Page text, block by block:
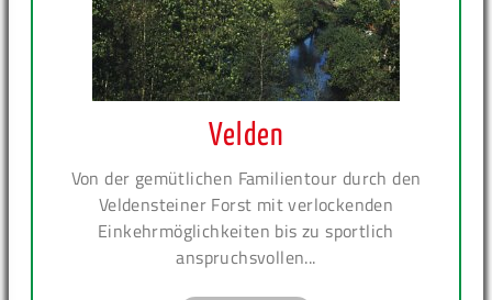
Velden
Von der gemütlichen Familientour durch den
Veldensteiner Forst mit verlockenden
Einkehrmöglichkeiten bis zu sportlich
anspruchsvollen...